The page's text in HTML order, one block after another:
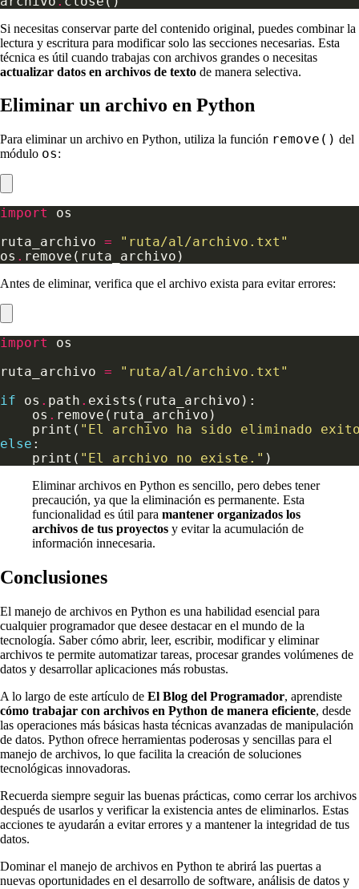
Si necesitas conservar parte del contenido original, puedes combinar la
lectura y escritura para modificar solo las secciones necesarias. Esta
técnica es útil cuando trabajas con archivos grandes o necesitas
actualizar datos en archivos de texto de manera selectiva.
Eliminar un archivo en Python
Para eliminar un archivo en Python, utiliza la función remove() del
módulo os:
import
ruta_archivo =
"ruta/al/archivo.txt"
os .
Antes de eliminar, verifica que el archivo exista para evitar errores:
import
ruta_archivo =
"ruta/al/archivo.txt"
if os . path .
    os
.
    print(
"El archivo ha sido eliminado
else
    print(
"El archivo no existe."
Eliminar archivos en Python es sencillo, pero debes tener
precaución, ya que la eliminación es permanente. Esta
funcionalidad es útil para mantener organizados los
archivos de tus proyectos y evitar la acumulación de
información innecesaria.
Conclusiones
El manejo de archivos en Python es una habilidad esencial para
cualquier programador que desee destacar en el mundo de la
tecnología. Saber cómo abrir, leer, escribir, modificar y eliminar
archivos te permite automatizar tareas, procesar grandes volúmenes de
datos y desarrollar aplicaciones más robustas.
A lo largo de este artículo de El Blog del Programador, aprendiste
cómo trabajar con archivos en Python de manera eficiente, desde
las operaciones más básicas hasta técnicas avanzadas de manipulación
de datos. Python ofrece herramientas poderosas y sencillas para el
manejo de archivos, lo que facilita la creación de soluciones
tecnológicas innovadoras.
Recuerda siempre seguir las buenas prácticas, como cerrar los archivos
después de usarlos y verificar la existencia antes de eliminarlos. Estas
acciones te ayudarán a evitar errores y a mantener la integridad de tus
datos.
Dominar el manejo de archivos en Python te abrirá las puertas a
nuevas oportunidades en el desarrollo de software, análisis de datos y